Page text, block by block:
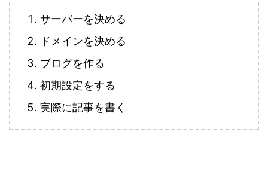
サーバーを決める
ドメインを決める
ブログを作る
初期設定をする
実際に記事を書く